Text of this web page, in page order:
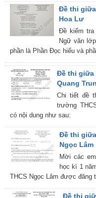
Đề thi giữa
Hoa Lư
Đề kiểm tra
Ngữ văn
phần là Phần Đọc hiểu và
Đề thi giữa
Quang
Chi tiết đề
trường
có nội dung như sau:
Đề thi
Ngọc Lâm
Mời các
học kì 1
THCS Ngọc Lâm được đăng
Đề thi